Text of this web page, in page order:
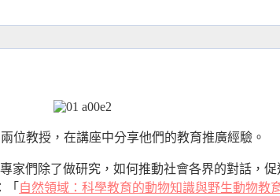
位教授，在講座中分享他們的教育推廣經驗。
們除了做研究，如何推動社會各界的對話，
「 自然領域：科學教育的動物知識與野生動物教